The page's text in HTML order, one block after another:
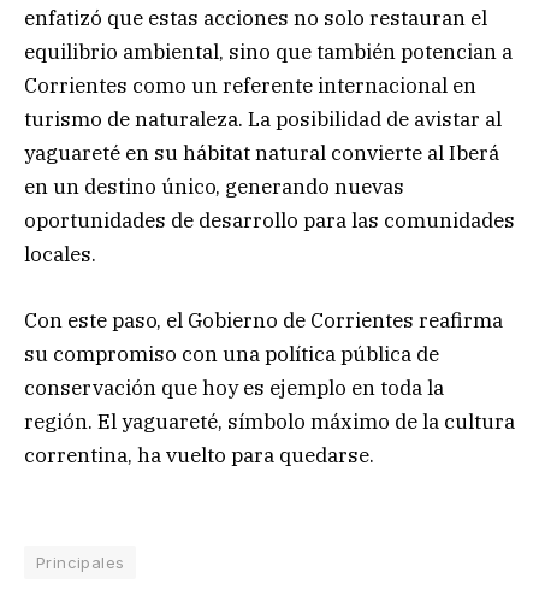
enfatizó que estas acciones no solo restauran el
equilibrio ambiental, sino que también potencian a
Corrientes como un referente internacional en
turismo de naturaleza. La posibilidad de avistar al
yaguareté en su hábitat natural convierte al Iberá
en un destino único, generando nuevas
oportunidades de desarrollo para las comunidades
locales.
Con este paso, el Gobierno de Corrientes reafirma
su compromiso con una política pública de
conservación que hoy es ejemplo en toda la
región. El yaguareté, símbolo máximo de la cultura
correntina, ha vuelto para quedarse.
Principales